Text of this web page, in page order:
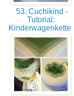
53. Cuchikind -
Tutorial:
Kinderwagenkette